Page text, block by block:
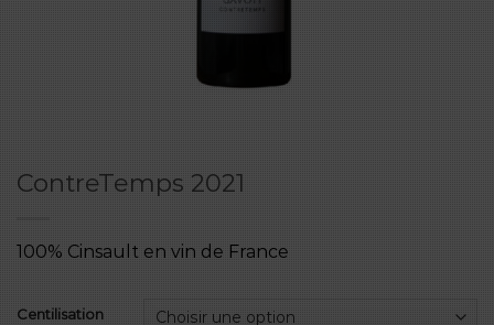
ContreTemps 2021
100% Cinsault en vin de France
Centilisation